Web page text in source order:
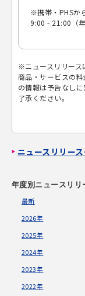
※携帯・PHSか
9:00 - 21:00（年
※ニュースリリース
商品・サービスの
の情報は予告なし
了承ください。
ニュースリリー
年度別ニュースリリ
最新
2026年
2025年
2024年
2023年
2022年